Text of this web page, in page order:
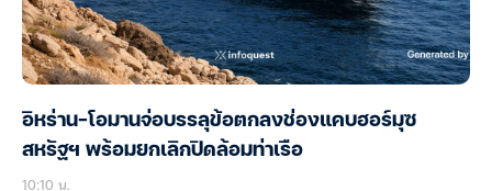
อิหร่าน-โอมานจ่อบรรลุข้อตกลงช่องแคบฮอร์มุซ
สหรัฐฯ พร้อมยกเลิกปิดล้อมท่าเรือ
10:10 น.